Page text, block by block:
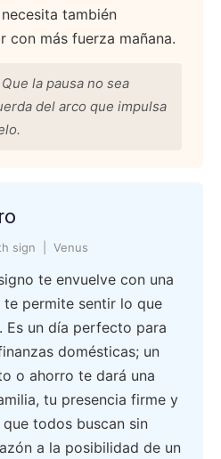
también
con más fuerza mañana.
Que la pausa no sea
del arco que impulsa
sign | Venus
te envuelve con una
permite sentir lo que
Es un día perfecto para
domésticas; un
o ahorro te dará una
tu presencia firme y
todos buscan sin
a la posibilidad de un